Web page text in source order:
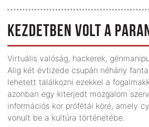
KEZDETBEN VOLT A
Virtuális valóság, hackerek,
Alig két évtizede csupán néhány
lehetett találkozni ezekkel a
azonban egy kiterjedt mozgalom
információs kor prófétái köré, amely
vonult be a kultúra történetébe.